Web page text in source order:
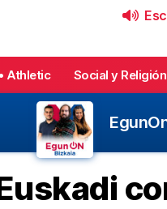
Athletic Social y Religión